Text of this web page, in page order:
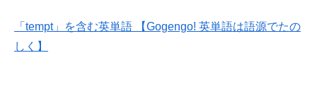
「tempt」を含む英単語 【Gogengo! 英単語は語源でたの
しく】